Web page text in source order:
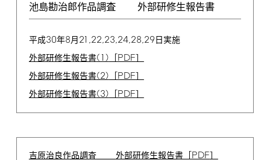
池島勘治郎作品調査 外部研修生報告書
平成30年8月 21,22,23,24,28,29日実施
外部研修生報告書(1) PDF
外部研修生報告書(2) PDF
外部研修生報告書(3) PDF
吉原治良作品調査 外部研修生報告書［ PDF